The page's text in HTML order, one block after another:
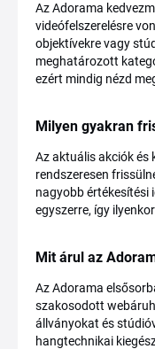
Az Adorama
videófelszerelésre
objektívekre vagy
meghatározott
ezért mindig nézd
Milyen gyakran
Az aktuális akciók és
rendszeresen
nagyobb értékesítési
egyszerre, így
Mit árul az
Az Adorama
szakosodott
állványokat és
hangtechnikai